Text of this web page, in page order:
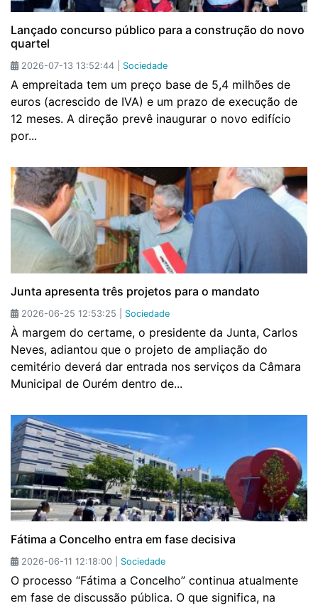
Lançado concurso público para a construção do novo
quartel
2026-07-13 13:52:44 | Sociedade
A empreitada tem um preço base de 5,4 milhões de
euros (acrescido de IVA) e um prazo de execução de
12 meses. A direção prevê inaugurar o novo edifício
por...
Junta apresenta três projetos para o mandato
2026-06-25 12:53:25 | Sociedade
À margem do certame, o presidente da Junta, Carlos
Neves, adiantou que o projeto de ampliação do
cemitério deverá dar entrada nos serviços da Câmara
Municipal de Ourém dentro de...
Fátima a Concelho entra em fase decisiva
2026-06-11 12:18:00 | Sociedade
O processo “Fátima a Concelho” continua atualmente
em fase de discussão pública. O que significa, na